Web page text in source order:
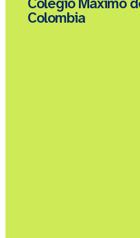
Colombia